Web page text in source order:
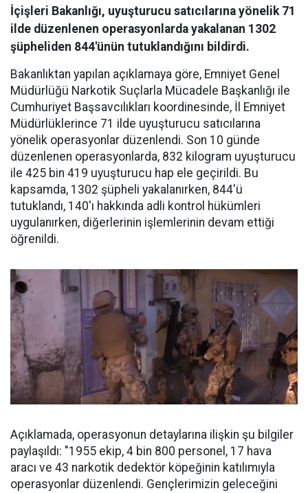
İçişleri Bakanlığı, uyuşturucu satıcılarına yönelik 71
ilde düzenlenen operasyonlarda yakalanan 1302
şüpheliden 844'ünün tutuklandığını bildirdi.
Bakanlıktan yapılan açıklamaya göre, Emniyet Genel
Müdürlüğü Narkotik Suçlarla Mücadele Başkanlığı ile
Cumhuriyet Başsavcılıkları koordinesinde, İl Emniyet
Müdürlüklerince 71 ilde uyuşturucu satıcılarına
yönelik operasyonlar düzenlendi. Son 10 günde
düzenlenen operasyonlarda, 832 kilogram uyuşturucu
ile 425 bin 419 uyuşturucu hap ele geçirildi. Bu
kapsamda, 1302 şüpheli yakalanırken, 844'ü
tutuklandı, 140'ı hakkında adli kontrol hükümleri
uygulanırken, diğerlerinin işlemlerinin devam ettiği
öğrenildi.
Açıklamada, operasyonun detaylarına ilişkin şu bilgiler
paylaşıldı: "1955 ekip, 4 bin 800 personel, 17 hava
aracı ve 43 narkotik dedektör köpeğinin katılımıyla
operasyonlar düzenlendi. Gençlerimizin geleceğini